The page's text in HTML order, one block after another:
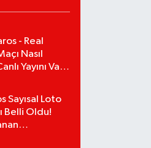
- Real
Nasıl
Yayını Var
Sayısal Loto
Belli Oldu!